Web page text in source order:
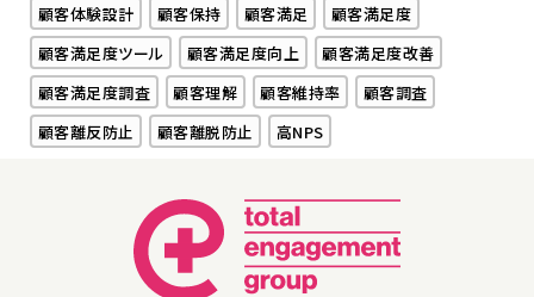
顧客体験設計
顧客保持 顧客満足
顧客満足度
顧客満足度ツール
顧客満足度向上
顧客満足度改善
顧客満足度調査
顧客理解 顧客維持率
顧客調査
顧客離反防止
顧客離脱防止 高NPS